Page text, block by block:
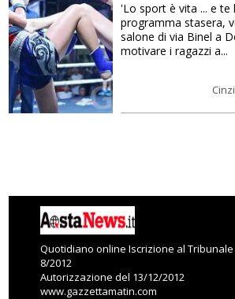
'Lo sport è vita ... e
programma stasera,
salone di via Binel a
motivare i ragazzi a...
Quotidiano online Iscrizione al Tribunale
8/2012
Autorizzazione del 13/12/2012
www.gazzettamatin.com